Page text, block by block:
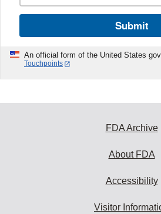
Submit
An official form of the United States
Touchpoints
FDA Archive
About FDA
Accessibility
Visitor